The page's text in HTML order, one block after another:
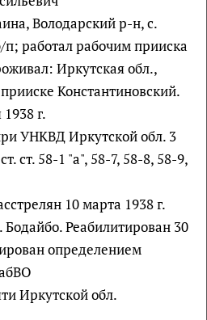
Володарский р-н, с.
работал рабочим прииска
Иркутская обл.,
Константиновский.
г.
УНКВД Иркутской обл. 3
ст. 58-1 "а", 58-7, 58-8, 58-9,
10 марта 1938 г.
Бодайбо. Реабилитирован 30
определением
Иркутской обл.